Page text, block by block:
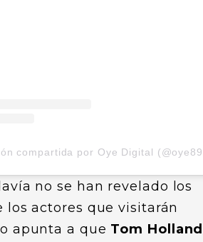
no se han revelado los
los actores que visitarán
apunta a que Tom Holland